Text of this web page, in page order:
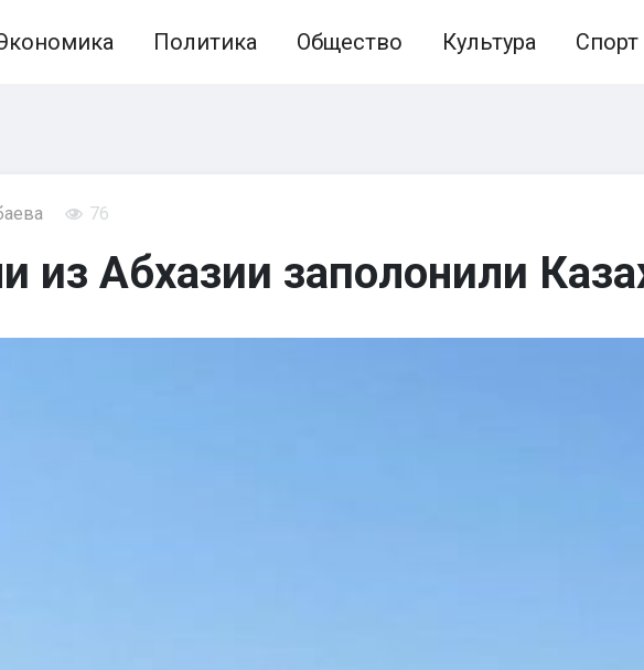
Политика Общество Культура Спорт
76
из Абхазии заполонили